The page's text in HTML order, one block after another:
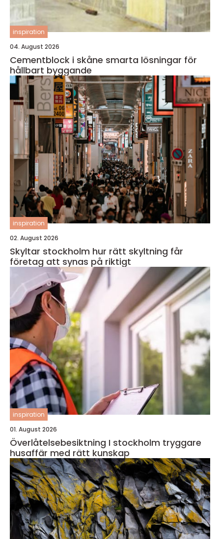
inspiration
04. August 2026
Cementblock i skåne smarta lösningar för
hållbart byggande
inspiration
02. August 2026
Skyltar stockholm hur rätt skyltning får
företag att synas på riktigt
inspiration
01. August 2026
Överlåtelsebesiktning I stockholm tryggare
husaffär med rätt kunskap